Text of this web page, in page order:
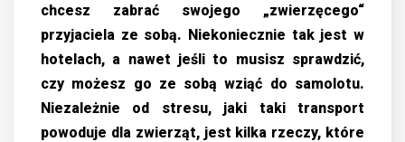
chcesz zabrać swojego „zwierzęcego“
przyjaciela ze sobą. Niekoniecznie tak jest w
hotelach, a nawet jeśli to musisz sprawdzić,
czy możesz go ze sobą wziąć do samolotu.
Niezależnie od stresu, jaki taki transport
powoduje dla zwierząt, jest kilka rzeczy, które